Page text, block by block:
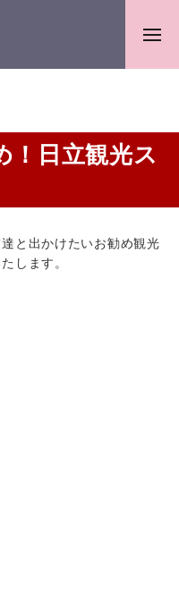
！日立観光ス
と出かけたいお勧め観光
します。